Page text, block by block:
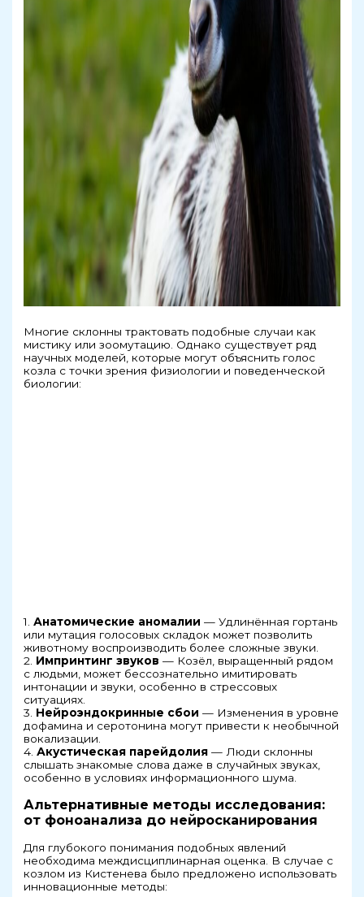
Многие склонны трактовать подобные случаи как
мистику или зоомутацию. Однако существует ряд
научных моделей, которые могут объяснить голос
козла с точки зрения физиологии и поведенческой
биологии:
1.Анатомические аномалии — Удлинённая гортань
или мутация голосовых складок может позволить
животному воспроизводить более сложные звуки.
2. Импринтинг звуков — Козёл, выращенный рядом
с людьми, может бессознательно имитировать
интонации и звуки, особенно в стрессовых
ситуациях.
3. Нейроэндокринные сбои — Изменения в уровне
дофамина и серотонина могут привести к необычной
вокализации.
4.Акустическая парейдолия — Люди склонны
слышать знакомые слова даже в случайных звуках,
особенно в условиях информационного шума.
Альтернативные методы исследования:
от фоноанализа до нейросканирования
Для глубокого понимания подобных явлений
необходима междисциплинарная оценка. В случае с
козлом из Кистенева было предложено использовать
инновационные методы: